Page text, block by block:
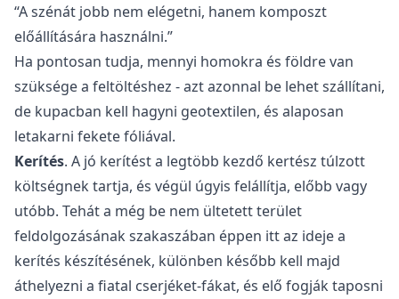
“A szénát jobb nem elégetni, hanem komposzt
előállítására használni.”
Ha pontosan tudja, mennyi homokra és földre van
szüksége a feltöltéshez - azt azonnal be lehet szállítani,
de kupacban kell hagyni geotextilen, és alaposan
letakarni fekete fóliával.
Kerítés. A jó kerítést a legtöbb kezdő kertész túlzott
költségnek tartja, és végül úgyis felállítja, előbb vagy
utóbb. Tehát a még be nem ültetett terület
feldolgozásának szakaszában éppen itt az ideje a
kerítés készítésének, különben később kell majd
áthelyezni a fiatal cserjéket-fákat, és elő fogják taposni